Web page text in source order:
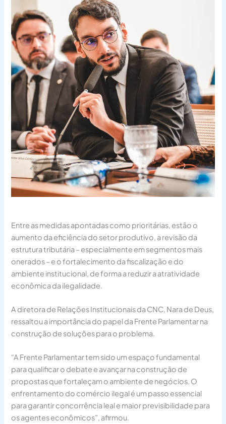
Entre as medidas apontadas como prioritárias, estão o
aumento da eficiência do setor produtivo, a revisão da
estrutura tributária – especialmente em segmentos mais
onerados – e o fortalecimento da fiscalização e do
ambiente institucional, de forma a reduzir a atratividade
econômica da ilegalidade.
A diretora de Relações Institucionais da CNC, Nara de Deus,
ressaltou a importância do papel da Frente Parlamentar na
construção de soluções para o problema.
“A Frente Parlamentar tem sido um espaço fundamental
para qualificar o debate e avançar na construção de
propostas que fortaleçam o ambiente de negócios. O
enfrentamento do comércio ilegal é um passo essencial
para garantir concorrência leal e maior previsibilidade para
os agentes econômicos”, afirmou.